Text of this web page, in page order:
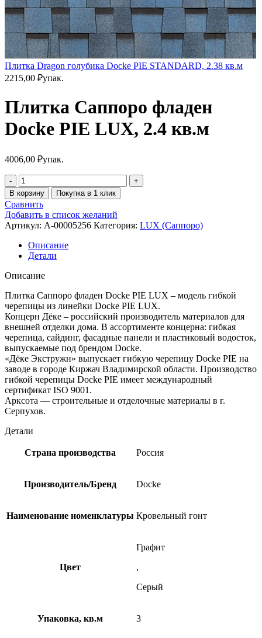
Плитка Dragon голубика Docke PIE STANDARD, 2.38 кв.м
2215,00 ₽упак.
Плитка Саппоро фладен
Docke PIE LUX, 2.4 кв.м
4006,00 ₽упак.
В корзину Покупка в 1 клик
Сравнить
Добавить в список желаний
Артикул: A-00005256 Категория: LUX (Саппоро)
Описание
Детали
Описание
Плитка Саппоро фладен Docke PIE LUX – модель гибкой
черепицы из линейки Docke PIE LUX.
Концерн Дёке – российский производитель материалов для
внешней отделки дома. В ассортименте концерна: гибкая
черепица, сайдинг, фасадные панели и пластиковый водосток,
выпускаемые под брендом Docke.
«Дёке Экстружн» выпускает гибкую черепицу Docke PIE на
заводе в городе Киржач Владимирской области. Производство
гибкой черепицы Docke PIE имеет международный
сертификат ISO 9001.
Арксота — строительные и отделочные материалы в г.
Серпухов.
Детали
Страна производства Россия
Производитель/Бренд Docke
Наименование номенклатуры Кровельный гонт
Цвет
Графит
,
Серый
Упаковка, кв.м 3